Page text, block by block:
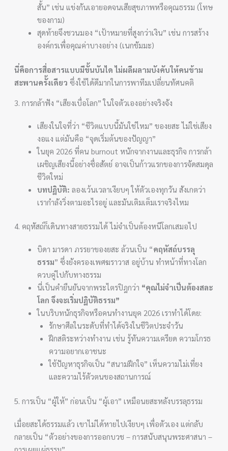
สั้น” เช่น แข่งกันเอายอดจนเสียสุขภาพหรือคุณธรรม (โทษ
ของกาม)
สุดท้ายจึงชวนมอง “เป้าหมายที่สูงกว่าเงิน” เช่น การสร้าง
องค์กรเพื่อคุณค่าบางอย่าง (เนกขัมมะ)
นี่คือการสื่อสารแบบมีขั้นบันได ไม่ผลีผลามบังคับให้คนข้าม
สะพานครั้งเดียว ซึ่งใช้ได้ดีมากในการพาทีมเปลี่ยนทัศนคติ
3. การกล้าฟัง “เสียงเบื่อโลก” ในใจตัวเองอย่างจริงจัง
เสียงในใจที่ว่า “ชีวิตแบบนี้มันใช่ไหม” ของยสะ ไม่ใช่เสียง
งอแง แต่มันคือ “จุดเริ่มต้นของปัญญา”
ในยุค 2026 ที่คน burnout หนักจากงานและธุรกิจ การกล้า
เผชิญเสียงนี้อย่างซื่อสัตย์ อาจเป็นก้าวแรกของการจัดสมดุล
ชีวิตใหม่
บทปฏิบัติ: ลองเว้นเวลาเงียบๆ ให้ตัวเองทุกวัน สังเกตว่า
เรากำลังวิ่งตามอะไรอยู่ และมันเติมเต็มเราจริงไหม
4. คฤหัสถ์ก็เดินทางสายธรรมได้ ไม่จำเป็นต้องหนีโลกเสมอไป
บิดา มารดา ภรรยาของยสะ ล้วนเป็น “คฤหัสถ์บรรลุ
ธรรม” ซึ่งยังครองเพศฆราวาส อยู่บ้าน ทำหน้าที่ทางโลก
ควบคู่ไปกับทางธรรม
นี่เป็นคำยืนยันจากพระไตรปิฎกว่า “คุณไม่จำเป็นต้องสละ
โลก จึงจะเริ่มปฏิบัติธรรม”
ในบริบทนักธุรกิจหรือคนทำงานยุค 2026 เราทำได้โดย:
รักษาศีลในระดับที่ทำได้จริงในชีวิตประจำวัน
ฝึกสติระหว่างทำงาน เช่น รู้ทันความเครียด ความโกรธ
ความอยากเอาชนะ
ใช้ปัญหาธุรกิจเป็น “สนามฝึกใจ” เห็นความไม่เที่ยง
และความไร้ตัวตนของสถานการณ์
5. การเป็น “ผู้ให้” ก่อนเป็น “ผู้เอา” เหมือนยสะหลังบรรลุธรรม
เมื่อยสะได้ธรรมแล้ว เขาไม่ได้หายไปเงียบๆ เพื่อตัวเอง แต่กลับ
กลายเป็น “ตัวอย่างของการออกบวช – การสนับสนุนพระศาสนา –
การเผยแผ่ธรรม”